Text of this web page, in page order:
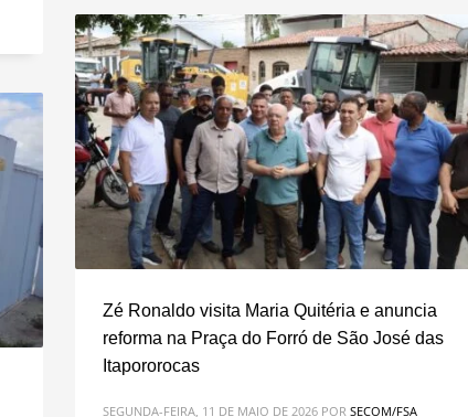
Zé Ronaldo visita Maria Quitéria e anuncia
reforma na Praça do Forró de São José das
Itapororocas
SEGUNDA-FEIRA, 11 DE MAIO DE 2026 POR SECOM/FSA